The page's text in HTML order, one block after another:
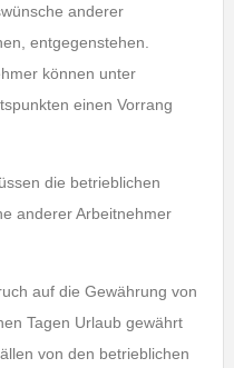
anderer
entgegenstehen.
können unter
einen Vorrang
die betrieblichen
anderer Arbeitnehmer
auf die Gewährung von
Tagen Urlaub gewährt
von den betrieblichen